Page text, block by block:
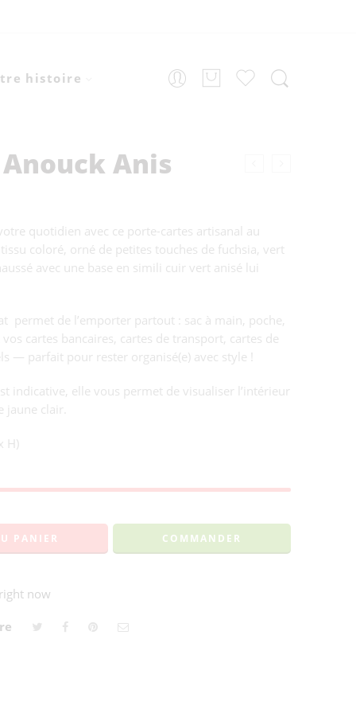
histoire
Anis
quotidien avec ce porte-cartes artisanal au
coloré, orné de petites touches de fuchsia, vert
avec une base en simili cuir vert anisé lui
permet de l’emporter partout : sac à main, poche,
cartes bancaires, cartes de transport, cartes de
— parfait pour rester organisé(e) avec style !
indicative, elle vous permet de visualiser l’intérieur
jaune clair.
H)
PANIER COMMANDER
now